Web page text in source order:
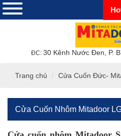
ĐC: 30 Kênh Nước Đen, P.
Trang chủ Cửa Cuốn Đức-
Cửa Cuốn Nhôm Mitadoor